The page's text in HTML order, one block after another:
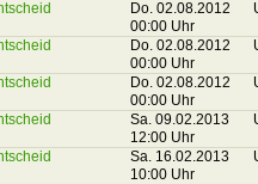
Do. 02.08.2012
00:00 Uhr
Do. 02.08.2012
00:00 Uhr
Do. 02.08.2012
00:00 Uhr
Sa. 09.02.2013
12:00 Uhr
Sa. 16.02.2013
10:00 Uhr